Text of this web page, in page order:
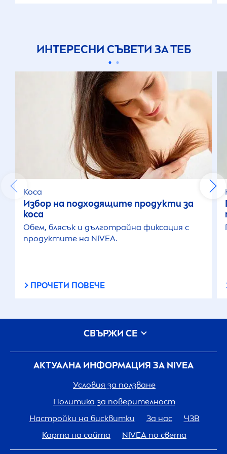
ИНТЕРЕСНИ СЪВЕТИ ЗА ТЕБ
Коса
Избор на подходящите продукти за
коса
Обем, блясък и дълготрайна фиксация с
продуктите на NIVEA.
ПРОЧЕТИ ПОВЕЧЕ
АКТУАЛНА ИНФОРМАЦИЯ ЗА NIVEA
Условия за ползване
Политика за поверителност
Настройки на бисквитки
За нас
ЧЗВ
Карта на сайта
NIVEA по света
СВЪРЖИ СЕ